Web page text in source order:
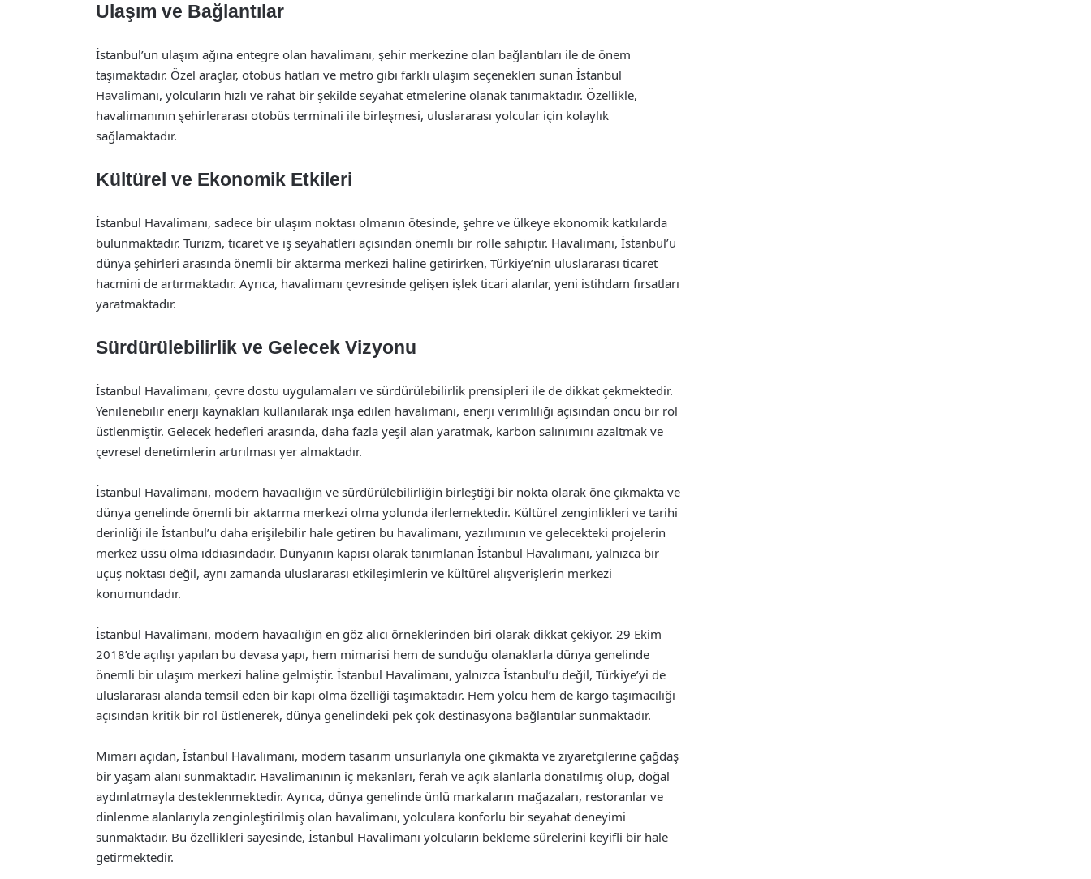
Ulaşım ve Bağlantılar
İstanbul’un ulaşım ağına entegre olan havalimanı, şehir merkezine olan bağlantıları ile de önem
taşımaktadır. Özel araçlar, otobüs hatları ve metro gibi farklı ulaşım seçenekleri sunan İstanbul
Havalimanı, yolcuların hızlı ve rahat bir şekilde seyahat etmelerine olanak tanımaktadır. Özellikle,
havalimanının şehirlerarası otobüs terminali ile birleşmesi, uluslararası yolcular için kolaylık
sağlamaktadır.
Kültürel ve Ekonomik Etkileri
İstanbul Havalimanı, sadece bir ulaşım noktası olmanın ötesinde, şehre ve ülkeye ekonomik katkılarda
bulunmaktadır. Turizm, ticaret ve iş seyahatleri açısından önemli bir rolle sahiptir. Havalimanı, İstanbul’u
dünya şehirleri arasında önemli bir aktarma merkezi haline getirirken, Türkiye’nin uluslararası ticaret
hacmini de artırmaktadır. Ayrıca, havalimanı çevresinde gelişen işlek ticari alanlar, yeni istihdam fırsatları
yaratmaktadır.
Sürdürülebilirlik ve Gelecek Vizyonu
İstanbul Havalimanı, çevre dostu uygulamaları ve sürdürülebilirlik prensipleri ile de dikkat çekmektedir.
Yenilenebilir enerji kaynakları kullanılarak inşa edilen havalimanı, enerji verimliliği açısından öncü bir rol
üstlenmiştir. Gelecek hedefleri arasında, daha fazla yeşil alan yaratmak, karbon salınımını azaltmak ve
çevresel denetimlerin artırılması yer almaktadır.
İstanbul Havalimanı, modern havacılığın ve sürdürülebilirliğin birleştiği bir nokta olarak öne çıkmakta ve
dünya genelinde önemli bir aktarma merkezi olma yolunda ilerlemektedir. Kültürel zenginlikleri ve tarihi
derinliği ile İstanbul’u daha erişilebilir hale getiren bu havalimanı, yazılımının ve gelecekteki projelerin
merkez üssü olma iddiasındadır. Dünyanın kapısı olarak tanımlanan İstanbul Havalimanı, yalnızca bir
uçuş noktası değil, aynı zamanda uluslararası etkileşimlerin ve kültürel alışverişlerin merkezi
konumundadır.
İstanbul Havalimanı, modern havacılığın en göz alıcı örneklerinden biri olarak dikkat çekiyor. 29 Ekim
2018’de açılışı yapılan bu devasa yapı, hem mimarisi hem de sunduğu olanaklarla dünya genelinde
önemli bir ulaşım merkezi haline gelmiştir. İstanbul Havalimanı, yalnızca İstanbul’u değil, Türkiye’yi de
uluslararası alanda temsil eden bir kapı olma özelliği taşımaktadır. Hem yolcu hem de kargo taşımacılığı
açısından kritik bir rol üstlenerek, dünya genelindeki pek çok destinasyona bağlantılar sunmaktadır.
Mimari açıdan, İstanbul Havalimanı, modern tasarım unsurlarıyla öne çıkmakta ve ziyaretçilerine çağdaş
bir yaşam alanı sunmaktadır. Havalimanının iç mekanları, ferah ve açık alanlarla donatılmış olup, doğal
aydınlatmayla desteklenmektedir. Ayrıca, dünya genelinde ünlü markaların mağazaları, restoranlar ve
dinlenme alanlarıyla zenginleştirilmiş olan havalimanı, yolculara konforlu bir seyahat deneyimi
sunmaktadır. Bu özellikleri sayesinde, İstanbul Havalimanı yolcuların bekleme sürelerini keyifli bir hale
getirmektedir.